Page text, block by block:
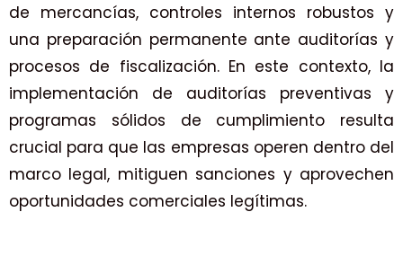
de mercancías, controles internos robustos y
una preparación permanente ante auditorías y
procesos de fiscalización. En este contexto, la
implementación de auditorías preventivas y
programas sólidos de cumplimiento resulta
crucial para que las empresas operen dentro del
marco legal, mitiguen sanciones y aprovechen
oportunidades comerciales legítimas.